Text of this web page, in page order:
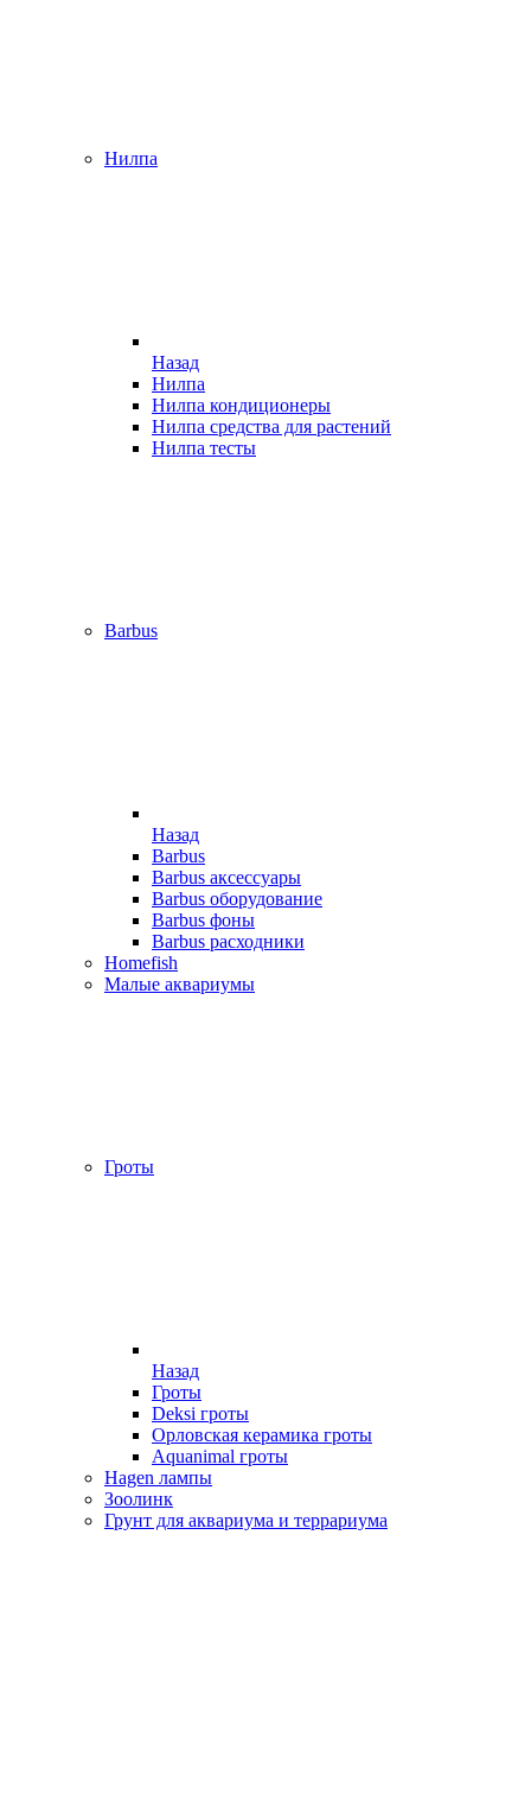
Нилпа
Назад
Нилпа
Нилпа кондиционеры
Нилпа средства для растений
Нилпа тесты
Barbus
Назад
Barbus
Barbus аксессуары
Barbus оборудование
Barbus фоны
Barbus расходники
Homefish
Малые аквариумы
Гроты
Назад
Гроты
Deksi гроты
Орловская керамика гроты
Aquanimal гроты
Hagen лампы
Зоолинк
Грунт для аквариума и террариума